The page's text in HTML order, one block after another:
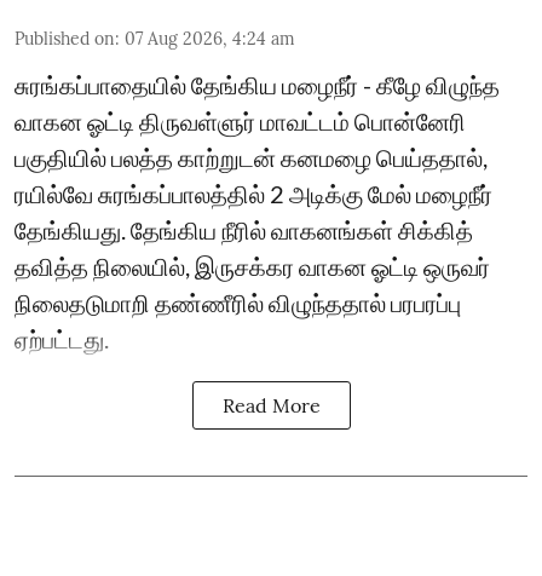
Published on: 07 Aug 2026, 4:24 am
சுரங்கப்பாதையில் தேங்கிய மழைநீர் - கீழே விழுந்த
வாகன ஓட்டி திருவள்ளுர் மாவட்டம் பொன்னேரி
பகுதியில் பலத்த காற்றுடன் கனமழை பெய்ததால்,
ரயில்வே சுரங்கப்பாலத்தில் 2 அடிக்கு மேல் மழைநீர்
தேங்கியது. தேங்கிய நீரில் வாகனங்கள் சிக்கித்
தவித்த நிலையில், இருசக்கர வாகன ஓட்டி ஒருவர்
நிலைதடுமாறி தண்ணீரில் விழுந்ததால் பரபரப்பு
ஏற்பட்டது.
Read More